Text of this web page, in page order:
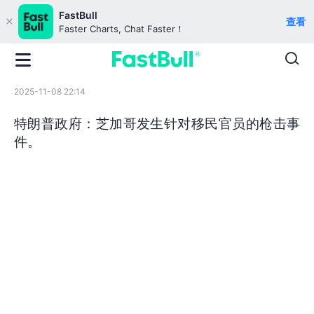
FastBull
Faster Charts, Chat Faster！
查看
2025-11-08 22:14
特朗普政府：芝加哥发生针对移民官员的枪击事
件。